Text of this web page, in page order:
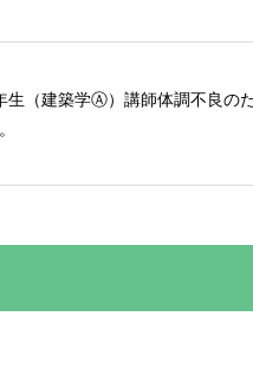
生（建築学Ⓐ）講師体調不良の